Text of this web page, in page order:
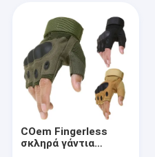
COem Fingerless
σκληρά γάντια